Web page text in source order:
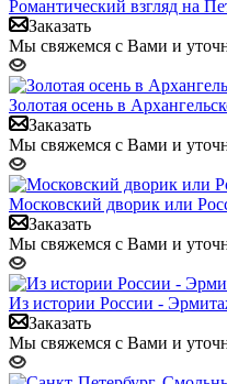
Романтический взгляд на
Заказать
Мы свяжемся с Вами и
Золотая осень в
Заказать
Мы свяжемся с Вами и
Московский дворик или
Заказать
Мы свяжемся с Вами и
Из истории России -
Заказать
Мы свяжемся с Вами и